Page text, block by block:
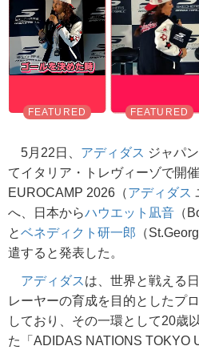
5月22日、 アディダス ジャパ
てイタリア・トレヴィーゾで開
EUROCAMP 2026（アディダス
へ、日本からハウエット凪音 （
とベネディクト研一郎 （
遣すると発表した。
アディダスは、世界と戦える
レーヤーの育成を目的としたプ
しており、その一環として20歳
た「ADIDAS NATIONS TOKYO